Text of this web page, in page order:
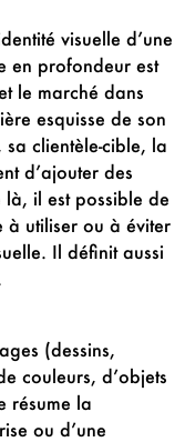
visuelle d’une
en profondeur est
le marché dans
esquisse de son
sa clientèle-cible, la
d’ajouter des
il est possible de
à utiliser ou à éviter
Il définit aussi
(dessins,
couleurs, d’objets
résume la
ou d’une